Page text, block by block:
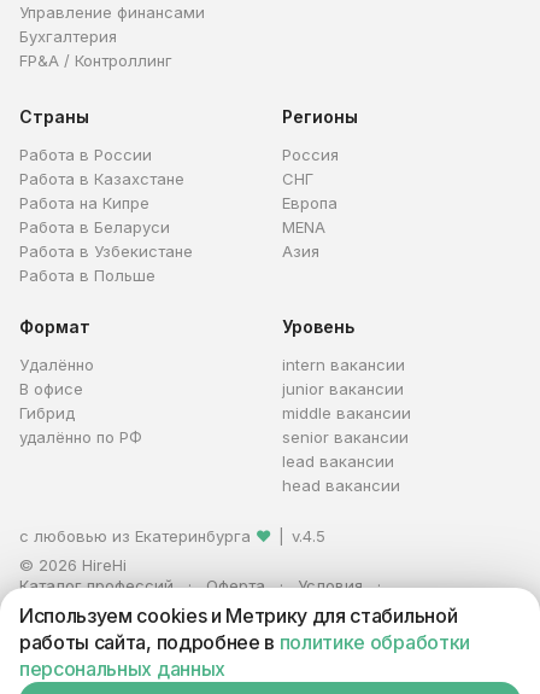
Управление финансами
Бухгалтерия
FP&A / Контроллинг
Страны
Работа в России
Работа в Казахстане
Работа на Кипре
Работа в Беларуси
Работа в Узбекистане
Работа в Польше
Регионы
Россия
СНГ
Европа
MENA
Азия
Формат
Удалённо
В офисе
Гибрид
удалённо по РФ
Уровень
intern вакансии
junior вакансии
middle вакансии
senior вакансии
lead вакансии
head вакансии
с любовью из Екатеринбурга ❤
v.4.5
© 2026 HireHi
Каталог профессий
Оферта
Условия
Персональные данные
Реклама
ИП Захаров Антон Алексеевич · ИНН 663005711880 · ОГРНИП
321665800059102
Используем cookies и Метрику для стабильной
работы сайта, подробнее в политике обработки
персональных данных